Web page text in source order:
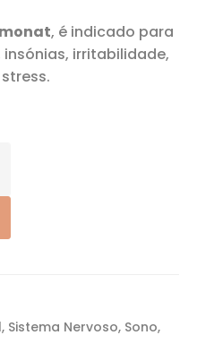
, é indicado para
irritabilidade,
, Sistema Nervoso, Sono,